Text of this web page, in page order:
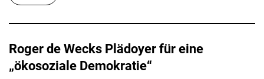
Roger de Wecks Plädoyer für eine
„ökosoziale Demokratie“